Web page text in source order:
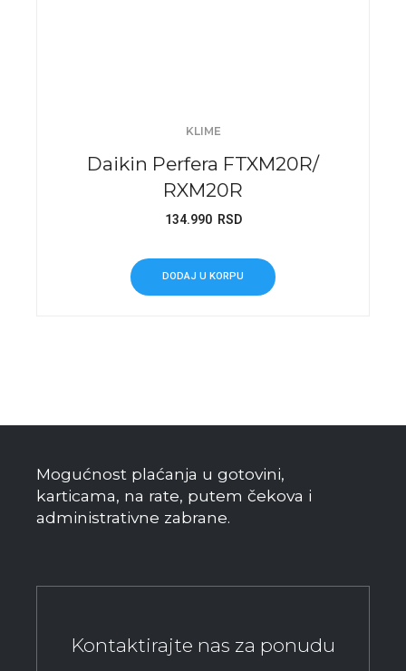
KLIME
Daikin Perfera FTXM20R/
RXM20R
134.990 RSD
DODAJ U KORPU
Mogućnost plaćanja u gotovini,
karticama, na rate, putem čekova i
administrativne zabrane.
Kontaktirajte nas za ponudu